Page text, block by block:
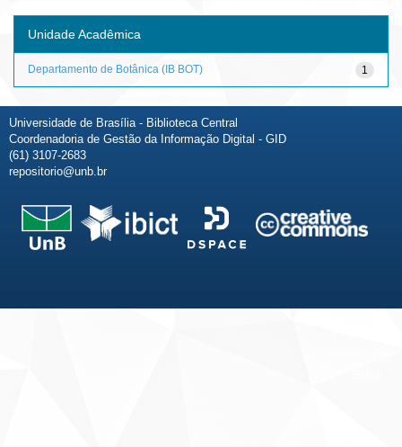
Unidade Acadêmica
1
Departamento de Botânica (IB BOT)
Universidade de Brasília - Biblioteca Central
Coordenadoria de Gestão da Informação Digital - GID
(61) 3107-2683
repositorio@unb.br